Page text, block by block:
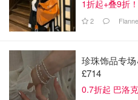
tyll
2️⃣资生堂尿素护手霜
1折起+叠9折！
2
珍珠饰品专
£714
0.7折起 巴洛